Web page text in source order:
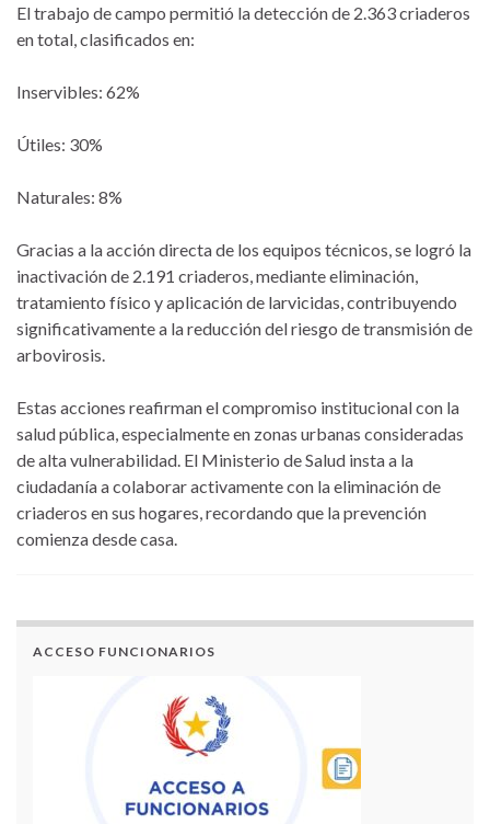
El trabajo de campo permitió la detección de 2.363 criaderos
en total, clasificados en:
Inservibles: 62%
Útiles: 30%
Naturales: 8%
Gracias a la acción directa de los equipos técnicos, se logró la
inactivación de 2.191 criaderos, mediante eliminación,
tratamiento físico y aplicación de larvicidas, contribuyendo
significativamente a la reducción del riesgo de transmisión de
arbovirosis.
Estas acciones reafirman el compromiso institucional con la
salud pública, especialmente en zonas urbanas consideradas
de alta vulnerabilidad. El Ministerio de Salud insta a la
ciudadanía a colaborar activamente con la eliminación de
criaderos en sus hogares, recordando que la prevención
comienza desde casa.
ACCESO FUNCIONARIOS